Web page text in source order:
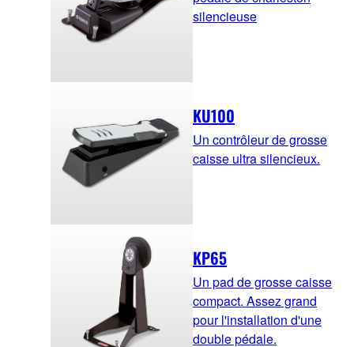
silencieuse
KU100
Un contrôleur de grosse
caisse ultra silencieux.
KP65
Un pad de grosse caisse
compact. Assez grand
pour l'installation d'une
double pédale.